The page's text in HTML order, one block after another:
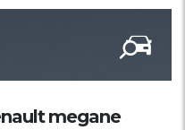
megane